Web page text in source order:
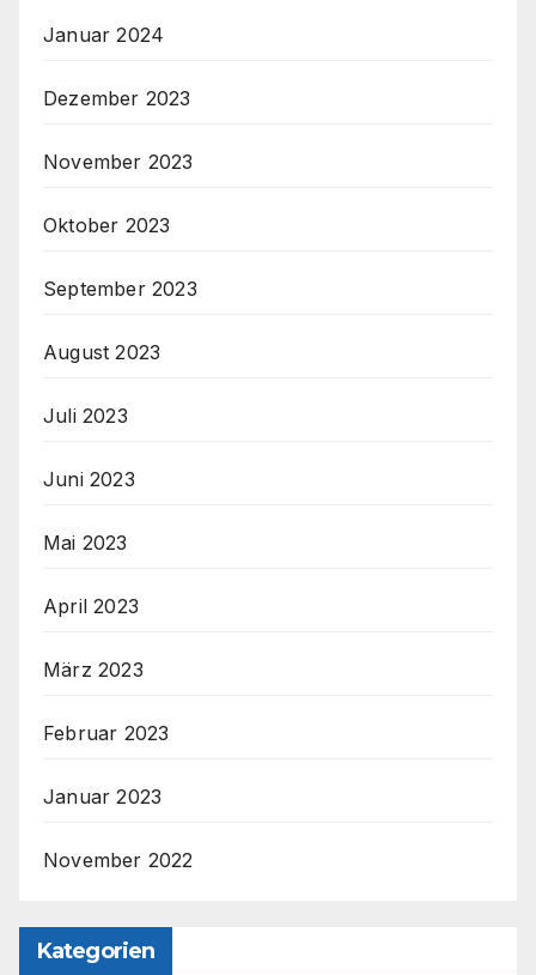
Januar 2024
Dezember 2023
November 2023
Oktober 2023
September 2023
August 2023
Juli 2023
Juni 2023
Mai 2023
April 2023
März 2023
Februar 2023
Januar 2023
November 2022
Kategorien